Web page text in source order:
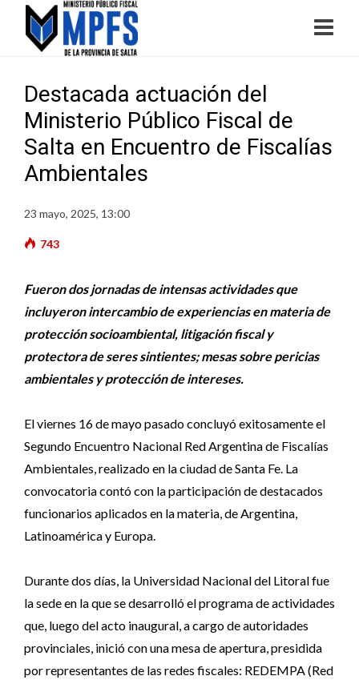
Destacada actuación del
Ministerio Público Fiscal de
Salta en Encuentro de Fiscalías
Ambientales
23 mayo, 2025, 13:00
743
Fueron dos jornadas de intensas actividades que
incluyeron intercambio de experiencias en materia de
protección socioambiental, litigación fiscal y
protectora de seres sintientes; mesas sobre pericias
ambientales y protección de intereses.
El viernes 16 de mayo pasado concluyó exitosamente el
Segundo Encuentro Nacional Red Argentina de Fiscalías
Ambientales, realizado en la ciudad de Santa Fe. La
convocatoria contó con la participación de destacados
funcionarios aplicados en la materia, de Argentina,
Latinoamérica y Europa.
Durante dos días, la Universidad Nacional del Litoral fue
la sede en la que se desarrolló el programa de actividades
que, luego del acto inaugural, a cargo de autoridades
provinciales, inició con una mesa de apertura, presidida
por representantes de las redes fiscales: REDEMPA (Red